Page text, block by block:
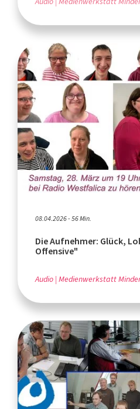
08.04.2026 - 56 Min.
Die Aufnehmer: Glück,
Offensive"
Audio Medienwerkstatt